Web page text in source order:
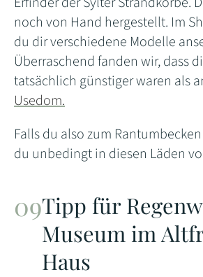
noch von Hand hergestellt. Im
du dir verschiedene Modelle
Überraschend fanden wir, dass
tatsächlich günstiger waren als
Usedom.
Falls du also zum
du unbedingt in diesen Läden
Tipp für
Museum im
Haus